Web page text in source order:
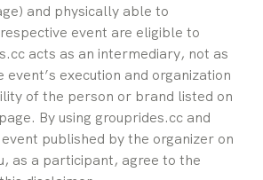
and physically able to
event are eligible to
acts as an intermediary, not as
event’s execution and organization
of the person or brand listed on
By using grouprides.cc and
published by the organizer on
as a participant, agree to the